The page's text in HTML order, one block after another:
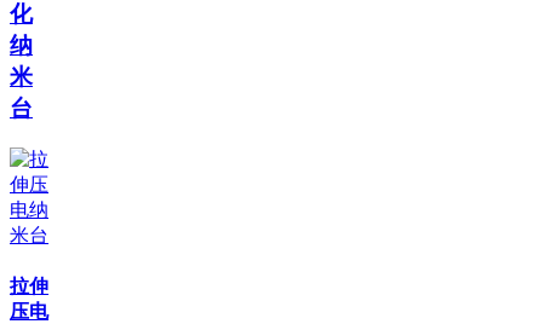
化
纳
米
台
拉伸
压电